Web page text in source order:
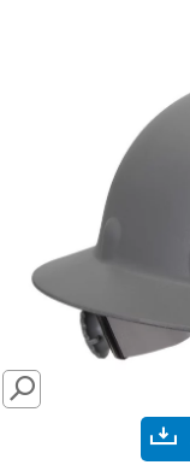
SEARCH